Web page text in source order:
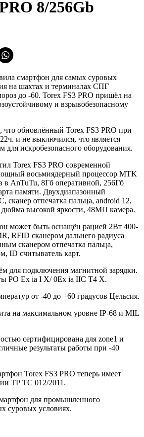
8/256Gb
смартфон для самых суровых
на шахтах и терминалах СПГ
до -60. Torex FS3 PRO пришёл на
и взрывобезопасному
что обновлённый Torex FS3 PRO при
и не выключился, что является
для искробезопасного оборудования.
Torex FS3 PRO современной
восьмиядерный процессор MTK
в AnTuTu, 8Гб оперативной, 256Гб
памяти. Двухдиапазонный
сканер отпечатка пальца, android 12,
высокой яркости, 48МП камера.
может быть оснащён рацией 2Вт 400-
RFID сканером дальнего радиуса
сканером отпечатка пальца,
ID считыватель карт.
для подключения магнитной зарядки.
РО Ex ia I Х/ 0Ex ia IIC T4 X.
от -40 до +60 градусов Цельсия.
на максимальном уровне IP-68 и MIL
сертифицирована для zone1 и
результаты работы при -40
Torex FS3 PRO теперь имеет
ТР ТС 012/2011.
для промышленного
суровых условиях.